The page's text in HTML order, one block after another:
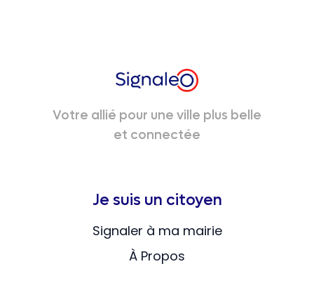
Votre allié pour une ville plus belle
et connectée
Je suis un citoyen
Signaler à ma mairie
À Propos